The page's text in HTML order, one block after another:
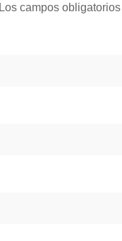
Los campos